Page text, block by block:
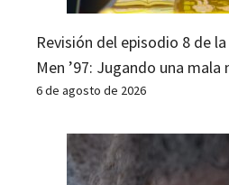
Revisión del episodio 8 de
Men ’97: Jugando una mala
6 de agosto de 2026